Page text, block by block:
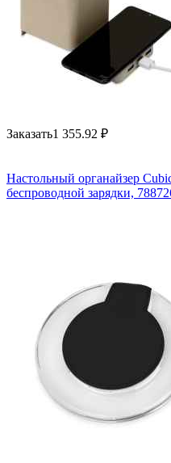
Заказать1 355.92 ₽
Настольный органайзер
беспроводной зарядки,